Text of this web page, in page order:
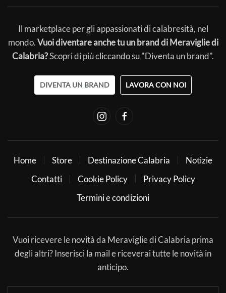
Il marketplace per gli appassionati di calabresità, nel
mondo.Vuoi diventare anche tu un brand di Meraviglie di
Calabria?Scopri di più cliccando su "Diventa un brand".
DIVENTA UN BRAND LAVORA CON NOI
Home Store Destinazione Calabria
Notizie
Contatti
Cookie Policy
Privacy Policy
Termini e condizioni
Vuoi ricevere le novità da Meraviglie di Calabria prima
degli altri? Inserisci la mail e riceverai tutte le novità in
anticipo.